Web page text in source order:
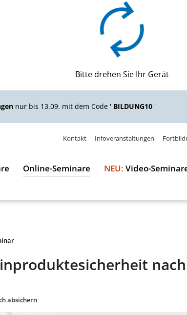
Bitte drehen Sie Ihr Gerät
nur bis 13.09. mit dem Code ' BILDUNG10 '
Infoveranstaltungen
Kontakt
Online-Seminare NEU: Video-
nach
absichern